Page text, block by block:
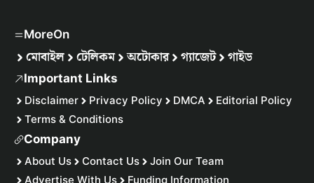
MoreOn
মোবাইল টেলিকম অটোকার গ্যাজেট গাইড
Important Links
Disclaimer Privacy Policy DMCA
Editorial Policy
Terms & Conditions
Company
About Us Contact Us
Join Our Team
Advertise With Us
Funding Information